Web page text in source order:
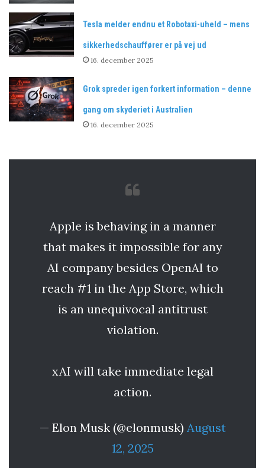
Tesla melder endnu et Robotaxi-uheld – mens
sikkerhedschauffører er på vej ud
16. december 2025
Grok spreder igen forkert information – denne
gang om skyderiet i Australien
16. december 2025
Apple is behaving in a manner
that makes it impossible for any
AI company besides OpenAI to
reach #1 in the App Store, which
is an unequivocal antitrust
violation.
xAI will take immediate legal
action.
— Elon Musk (@elonmusk) August
12, 2025